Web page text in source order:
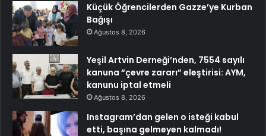
Küçük Öğrencilerden Gazze’ye Kurban
Bağışı
Ağustos 8, 2026
Yeşil Artvin Derneği’nden, 7554 sayılı
kanuna “çevre zararı” eleştirisi: AYM,
kanunu iptal etmeli
Ağustos 8, 2026
Instagram’dan gelen o isteği kabul
etti, başına gelmeyen kalmadı!